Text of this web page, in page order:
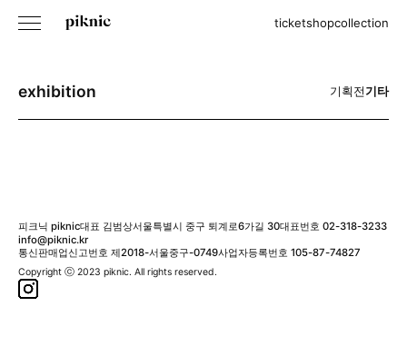
ticketshopcollection
exhibition 기획전기타
피크닉 piknic대표 김범상서울특별시 중구 퇴계로6가길 30대표번호 02-318-3233
info@piknic.kr
통신판매업신고번호 제2018-서울중구-0749사업자등록번호 105-87-74827
Copyright ⓒ 2023 piknic. All rights reserved.